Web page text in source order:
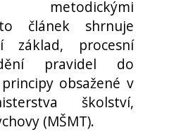
metodickými
článek shrnuje
základ, procesní
pravidel do
obsažené v
školství,
(MŠMT).